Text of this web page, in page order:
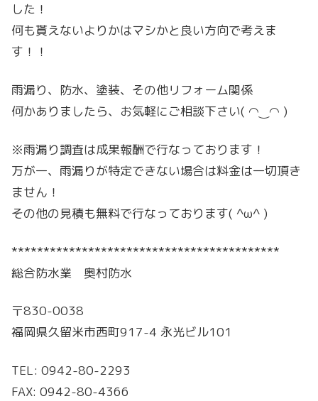
した！
何も貰えないよりかはマシかと良い方向で考えま
す！！
雨漏り、防水、塗装、その他リフォーム関係
何かありましたら、お気軽にご相談下さい( ◠‿◠ )
※雨漏り調査は成果報酬で行なっております！
万が一、雨漏りが特定できない場合は料金は一切頂き
ません！
その他の見積も無料で行なっております( ^ω^ )
******************************************
総合防水業 奥村防水
〒830-0038
福岡県久留米市西町917-4 永光ビル101
TEL: 0942-80-2293
FAX: 0942-80-4366